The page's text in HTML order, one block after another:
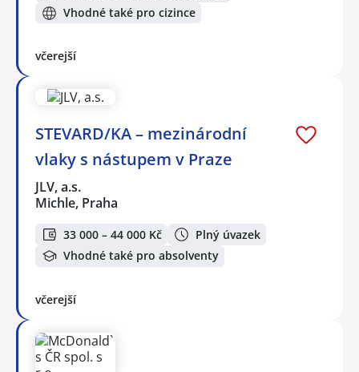
Vhodné také pro cizince
včerejší
STEVARD/KA – mezinárodní
vlaky s nástupem v Praze
JLV, a.s.
Michle, Praha
33 000 – 44 000 Kč
Plný úvazek
Vhodné také pro absolventy
včerejší